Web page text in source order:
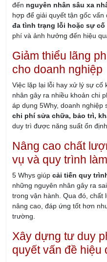
đến nguyên nhân sâu xa
hợp để giải quyết tận gốc
đa tình trạng lỗi hoặc sự cố
phí và ảnh hưởng đến hiệu
Giảm thiểu lãng
cho doanh nghiệp
Việc lặp lại lỗi hay xử lý sự cố
nhân gây ra nhiều khoản chi
áp dụng 5Why, doanh nghiệp
chi phí sửa chữa, bảo trì,
duy trì được năng suất ổn định.
Nâng cao chất
vụ và quy trình
5 Whys giúp cải tiến quy
những nguyên nhân gây ra
trong vận hành. Qua đó,
nâng cao, đáp ứng tốt hơn
trường.
Xây dựng tư duy
quyết vấn đề hiệu